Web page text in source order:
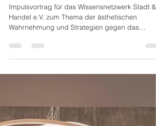
Handelsraum?
Impulsvortrag für das Wissensnetzwerk Stadt &
Wahrnehmung und Strategien gegen das